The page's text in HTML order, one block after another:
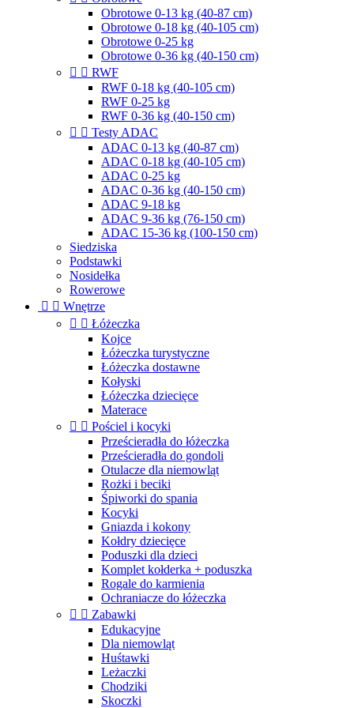
Obrotowe 0-13 kg (40-87 cm)
Obrotowe 0-18 kg (40-105 cm)
Obrotowe 0-25 kg
Obrotowe 0-36 kg (40-150 cm)
  RWF
RWF 0-18 kg (40-105 cm)
RWF 0-25 kg
RWF 0-36 kg (40-150 cm)
  Testy ADAC
ADAC 0-13 kg (40-87 cm)
ADAC 0-18 kg (40-105 cm)
ADAC 0-25 kg
ADAC 0-36 kg (40-150 cm)
ADAC 9-18 kg
ADAC 9-36 kg (76-150 cm)
ADAC 15-36 kg (100-150 cm)
Siedziska
Podstawki
Nosidełka
Rowerowe
  Wnętrze
  Łóżeczka
Kojce
Łóżeczka turystyczne
Łóżeczka dostawne
Kołyski
Łóżeczka dziecięce
Materace
  Pościel i kocyki
Prześcieradła do łóżeczka
Prześcieradła do gondoli
Otulacze dla niemowląt
Rożki i beciki
Śpiworki do spania
Kocyki
Gniazda i kokony
Kołdry dziecięce
Poduszki dla dzieci
Komplet kołderka + poduszka
Rogale do karmienia
Ochraniacze do łóżeczka
  Zabawki
Edukacyjne
Dla niemowląt
Huśtawki
Leżaczki
Chodziki
Skoczki